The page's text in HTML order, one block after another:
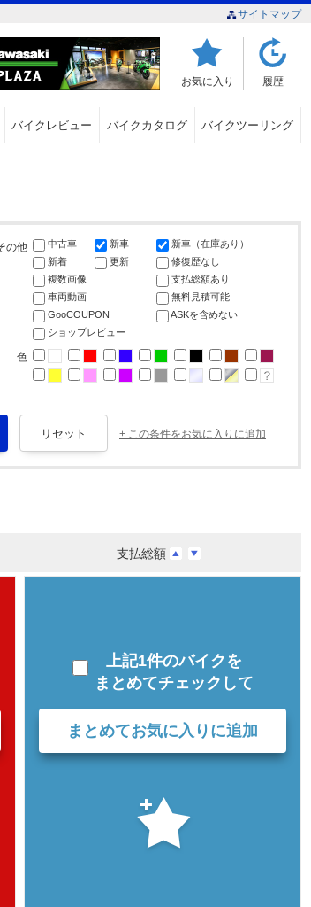
サイトマップ
お気に入り 履歴
バイクレビュー バイクカタログ バイクツーリング
の他 中古車 新車
新車（在庫あり）
新着
更新
修復歴なし
複数画像
支払総額あり
車両動画
無料見積可能
GooCOUPON
ASKを含めない
ショップレビュー
色
+ この条件をお気に入りに追加
支払総額
上記1件のバイクを
まとめてチェックして
まとめてお気に入りに追加